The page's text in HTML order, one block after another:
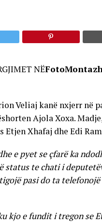
Veliaj kanë nxjerr në
Ajola Xoxa.
Xhafaj dhe Edi
e pyet se çfarë ka
status te chati i
pasi do ta
kjo e fundit i tregon se